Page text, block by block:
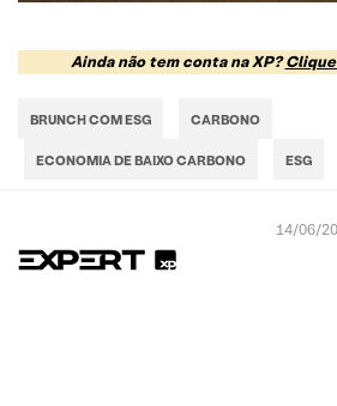
Ainda não tem conta na XP?
BRUNCH COM ESG CARBONO
ECONOMIA DE BAIXO CARBONO ESG
14/06/